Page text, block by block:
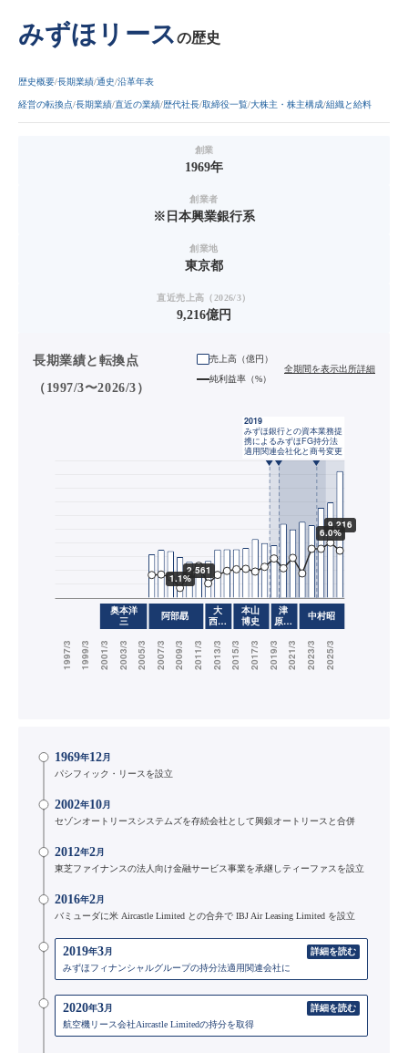
みずほリースの歴史
歴史概要 長期業績 通史 沿革年表
経営の転換点 長期業績 直近の業績 歴代社長 取締役一覧 大株主・株主構成 組織と給料
創業
1969年
創業者
※日本興業銀行系
創業地
東京都
直近売上高（2026/3）
9,216億円
長期業績と転換点
（1997/3〜2026/3）
売上高（億円）
純利益率（%）
全期間を表示出所詳細
1969年12月
パシフィック・リースを設立
2002年10月
セゾンオートリースシステムズを存続会社として興銀オートリースと合併
2012年2月
東芝ファイナンスの法人向け金融サービス事業を承継しティーファスを設立
2016年2月
バミューダに米 Aircastle Limited との合弁で IBJ Air Leasing Limited を設立
2019年3月
詳細を読む
みずほフィナンシャルグループの持分法適用関連会社に
2020年3月
詳細を読む
航空機リース会社Aircastle Limitedの持分を取得